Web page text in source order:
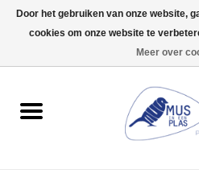
Wenskaarten
Door het gebruiken van onze website,
cookies om onze website te
Meer over
Wij zijn uitzonderlijk